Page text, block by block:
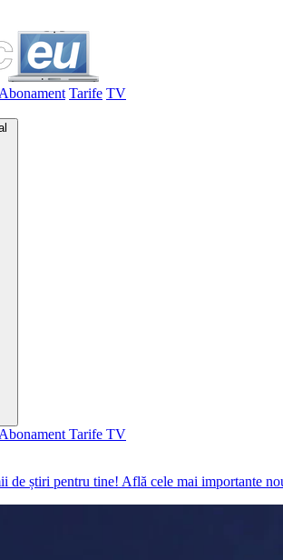
Abonament Tarife TV
Abonament Tarife TV
de știri pentru tine! Află cele mai importante